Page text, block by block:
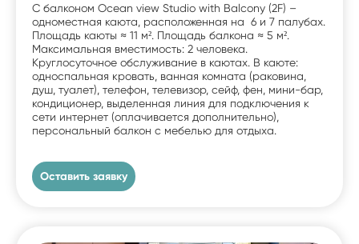
С балконом Ocean view Studio with Balcony (2F) –
одноместная каюта, расположенная на 6 и 7 палубах.
Площадь каюты ≈ 11 м². Площадь балкона ≈ 5 м².
Максимальная вместимость: 2 человека.
Круглосуточное обслуживание в каютах. В каюте:
односпальная кровать, ванная комната (раковина,
душ, туалет), телефон, телевизор, сейф, фен, мини-бар,
кондиционер, выделенная линия для подключения к
сети интернет (оплачивается дополнительно),
персональный балкон с мебелью для отдыха.
Оставить заявку